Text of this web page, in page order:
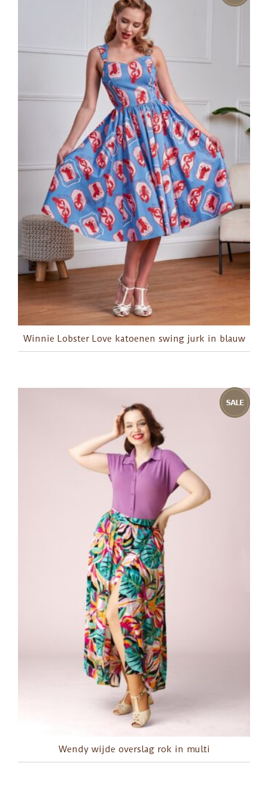
Winnie Lobster Love katoenen swing jurk in blauw
Wendy wijde overslag rok in multi